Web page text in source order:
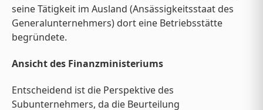
seine Tätigkeit im Ausland (Ansässigkeitsstaat des
Generalunternehmers) dort eine Betriebsstätte
begründete.
Ansicht des Finanzministeriums
Entscheidend ist die Perspektive des
Subunternehmers, da die Beurteilung